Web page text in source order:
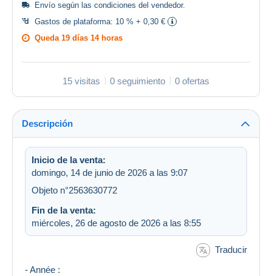
Envío según las condiciones del vendedor.
Gastos de plataforma: 10 % + 0,30 €
Queda 19 días 14 horas
15 visitas 0 seguimiento 0 ofertas
Descripción
Inicio de la venta:
domingo, 14 de junio de 2026 a las 9:07
Objeto n°2563630772
Fin de la venta:
miércoles, 26 de agosto de 2026 a las 8:55
Traducir
- Année :